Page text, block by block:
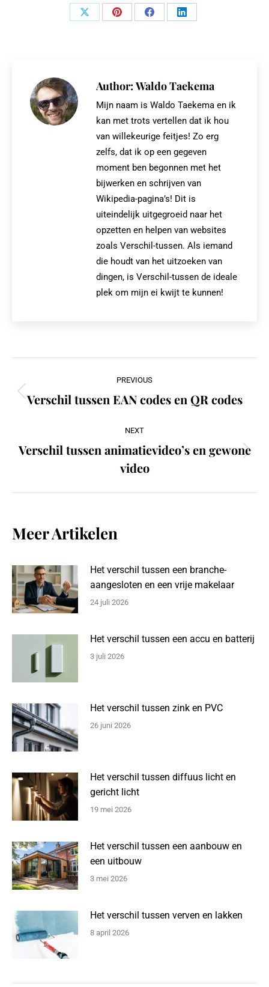
Share
Share
Share
Share
Author: Waldo Taekema
Mijn naam is Waldo Taekema en ik
kan met trots vertellen dat ik hou
van willekeurige feitjes! Zo erg
zelfs, dat ik op een gegeven
moment ben begonnen met het
bijwerken en schrijven van
Wikipedia-pagina’s! Dit is
uiteindelijk uitgegroeid naar het
opzetten en helpen van websites
zoals Verschil-tussen. Als iemand
die houdt van het uitzoeken van
dingen, is Verschil-tussen de ideale
plek om mijn ei kwijt te kunnen!
navigation
PREVIOUS
Previous
Verschil tussen EAN codes en QR codes
NEXT
Next
post:
Verschil tussen animatievideo’s en gewone
video
Meer Artikelen
Het verschil tussen een branche-
aangesloten en een vrije makelaar
24 juli 2026
Het verschil tussen een accu en batterij
3 juli 2026
Het verschil tussen zink en PVC
26 juni 2026
Het verschil tussen diffuus licht en
gericht licht
19 mei 2026
Het verschil tussen een aanbouw en
een uitbouw
3 mei 2026
Het verschil tussen verven en lakken
8 april 2026